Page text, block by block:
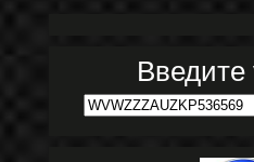
Введите